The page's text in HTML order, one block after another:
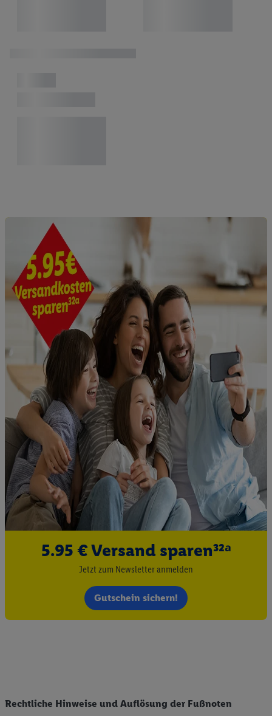
5.95 € Versand sparen³²ᵃ
Jetzt zum Newsletter anmelden
Gutschein sichern!
Rechtliche Hinweise und Auflösung der Fußnoten